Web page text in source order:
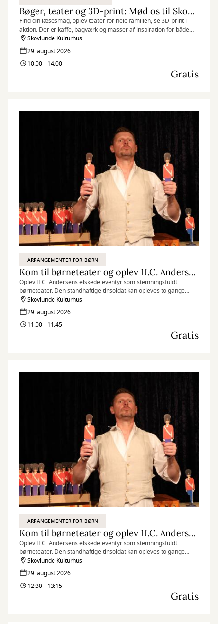
Bøger, teater og 3D-print: Mød os til Skovlunde Byfest
Find din læsesmag, oplev teater for hele familien, se 3D-print i
aktion. Der er kaffe, bagværk og masser af inspiration for både
børn og voksne.
Skovlunde Kulturhus
29. august 2026
10:00 - 14:00
Gratis
ARRANGEMENTER FOR BØRN
Kom til børneteater og oplev H.C. Andersens Den standhaftige tinsoldat
Oplev H.C. Andersens elskede eventyr som stemningsfuldt
børneteater. Den standhaftige tinsoldat kan opleves to gange
lørdag den 29. august, og herunder kan du få gratis billetter til
forestillingen kl. 11.00-11.45.
Skovlunde Kulturhus
29. august 2026
11:00 - 11:45
Gratis
ARRANGEMENTER FOR BØRN
Kom til børneteater og oplev H.C. Andersens Den standhaftige tinsoldat
Oplev H.C. Andersens elskede eventyr som stemningsfuldt
børneteater. Den standhaftige tinsoldat kan opleves to gange
lørdag den 29. august, og herunder kan du få gratis billetter til
forestillingen kl. 12.30-13.15.
Skovlunde Kulturhus
29. august 2026
12:30 - 13:15
Gratis